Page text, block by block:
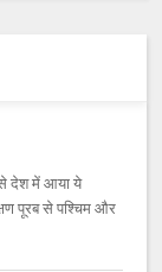
देश में आया ये
पूरब से पश्चिम और